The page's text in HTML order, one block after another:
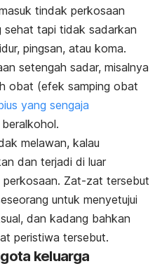
tindak perkosaan
tapi tidak sadarkan
pingsan, atau koma.
setengah sadar, misalnya
obat (efek samping obat
yang sengaja
melawan, kalau
dan terjadi di luar
Zat-zat tersebut
untuk menyetujui
dan kadang bahkan
peristiwa tersebut.
keluarga